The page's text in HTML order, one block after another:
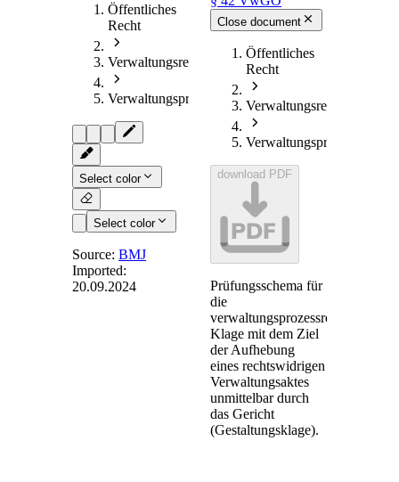
Öffentliches
Recht
Verwaltungsrecht
Verwaltungsprozessrecht
Select color
Select color
§ 42-
[Anfechtungsklage;
Verpflichtungsklage]
Source:BMJ
Imported:
20.09.2024
Close document
Öffentliches
Recht
Verwaltungsrecht
Verwaltungsprozessrecht
download PDF
PDF
Prüfungsschema für
die
verwaltungsprozessrechtliche
Klage mit dem Ziel
der Aufhebung
eines rechtswidrigen
Verwaltungsaktes
unmittelbar durch
das Gericht
(Gestaltungsklage).